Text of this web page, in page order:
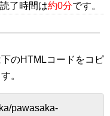
了時間は約0分です。
のHTMLコードをコピ
。
pawasaka-